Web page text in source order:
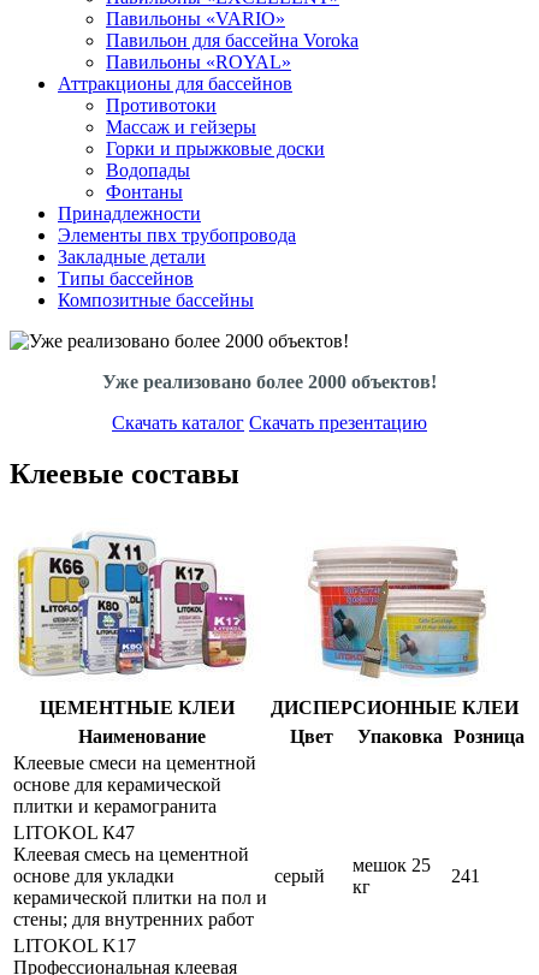
Павильоны «VARIO»
Павильон для бассейна Voroka
Павильоны «ROYAL»
Аттракционы для бассейнов
Противотоки
Массаж и гейзеры
Горки и прыжковые доски
Водопады
Фонтаны
Принадлежности
Элементы пвх трубопровода
Закладные детали
Типы бассейнов
Композитные бассейны
Уже реализовано более 2000 объектов!
Скачать каталог Скачать презентацию
Клеевые составы
ЦЕМЕНТНЫЕ КЛЕИ
ДИСПЕРСИОННЫЕ КЛЕИ
Наименование
Цвет Упаковка Розница
Клеевые смеси на цементной
основе для керамической
плитки и керамогранита
LITOKOL К47
Клеевая смесь на цементной
основе для укладки
керамической плитки на пол и
стены; для внутренних работ
серый
мешок 25
кг
241
LITOKOL K17
Профессиональная клеевая